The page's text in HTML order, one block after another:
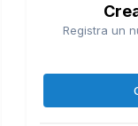
Registra un